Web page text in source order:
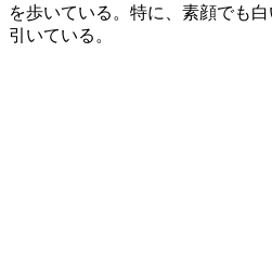
を歩いている。特に、素顔でも
引いている。